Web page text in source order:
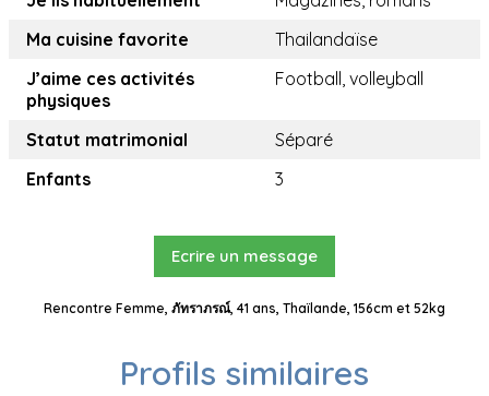
Ma cuisine favorite
Thailandaïse
J’aime ces activités
physiques
Football, volleyball
Statut matrimonial
Séparé
Enfants
3
Ecrire un message
Rencontre Femme, ภัทราภรณ์, 41 ans, Thaïlande, 156cm et 52kg
Profils similaires